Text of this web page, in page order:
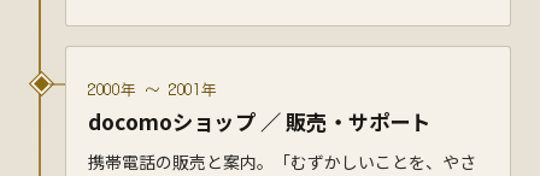
2000年 〜 2001年
docomoショップ ／ 販売・サポート
携帯電話の販売と案内。「むずかしいことを、やさ